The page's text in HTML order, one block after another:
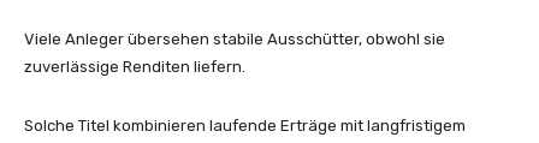
Viele Anleger übersehen stabile Ausschütter, obwohl sie
zuverlässige Renditen liefern.
Solche Titel kombinieren laufende Erträge mit langfristigem